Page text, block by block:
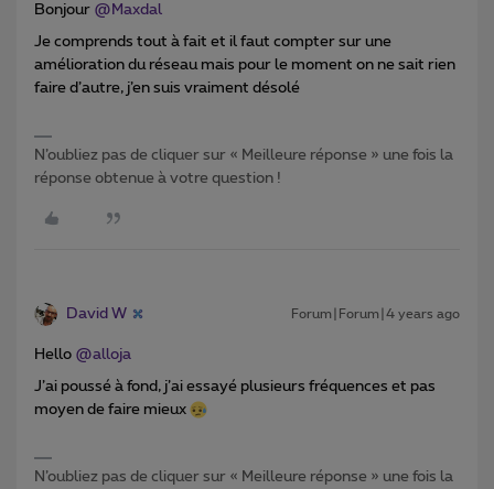
Bonjour @Maxdal
Je comprends tout à fait et il faut compter sur une
amélioration du réseau mais pour le moment on ne sait rien
faire d’autre, j’en suis vraiment désolé
N’oubliez pas de cliquer sur « Meilleure réponse » une fois la
réponse obtenue à votre question !
David W Forum|Forum|4 years ago
Hello @alloja
J’ai poussé à fond, j’ai essayé plusieurs fréquences et pas
moyen de faire mieux
N’oubliez pas de cliquer sur « Meilleure réponse » une fois la